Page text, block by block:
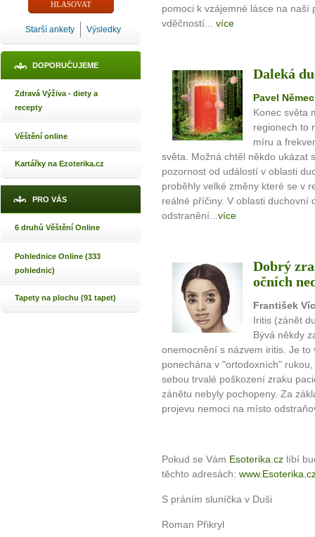
Starší ankety Výsledky
DOPORUČUJEME
Zdravá Výživa - diety a
recepty
Věštění online
Kartářky na Ezoterika.cz
PRO VÁS
6 druhů Věštění Online
Pohlednice Online (333
pohlednic)
Tapety na plochu (91 tapet)
pomoci k vzájemné lásce na naší
vděčností... více
Daleká
Pavel Němec
Konec světa
regionech to
míru a
světa. Možná chtěl někdo ukázat
pozornost od událostí v oblasti
proběhly velké změny které se v
reálné příčiny. V oblasti duchovní
odstranění... více
Dobrý
očních
František
Iritis (zánět
Bývá někdy
onemocnění s názvem iritis. Je
ponechána v "ortodoxních"
sebou trvalé poškození zraku
zánětu nebyly pochopeny. Za
projevu nemoci na místo
Pokud se Vám Esoterika.cz líbí
těchto adresách:
S práním sluníčka v Duši
Roman Přikryl